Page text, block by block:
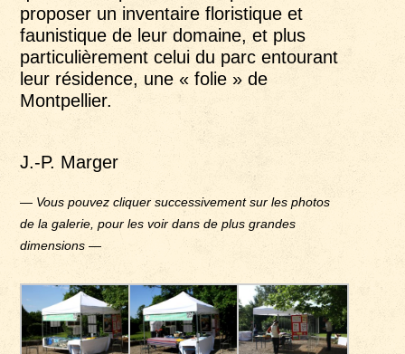
proposer un inventaire floristique et
faunistique de leur domaine, et plus
particulièrement celui du parc entourant
leur résidence, une « folie » de
Montpellier.
J.-P. Marger
— Vous pouvez cliquer successivement sur les photos
de la galerie, pour les voir dans de plus grandes
dimensions —